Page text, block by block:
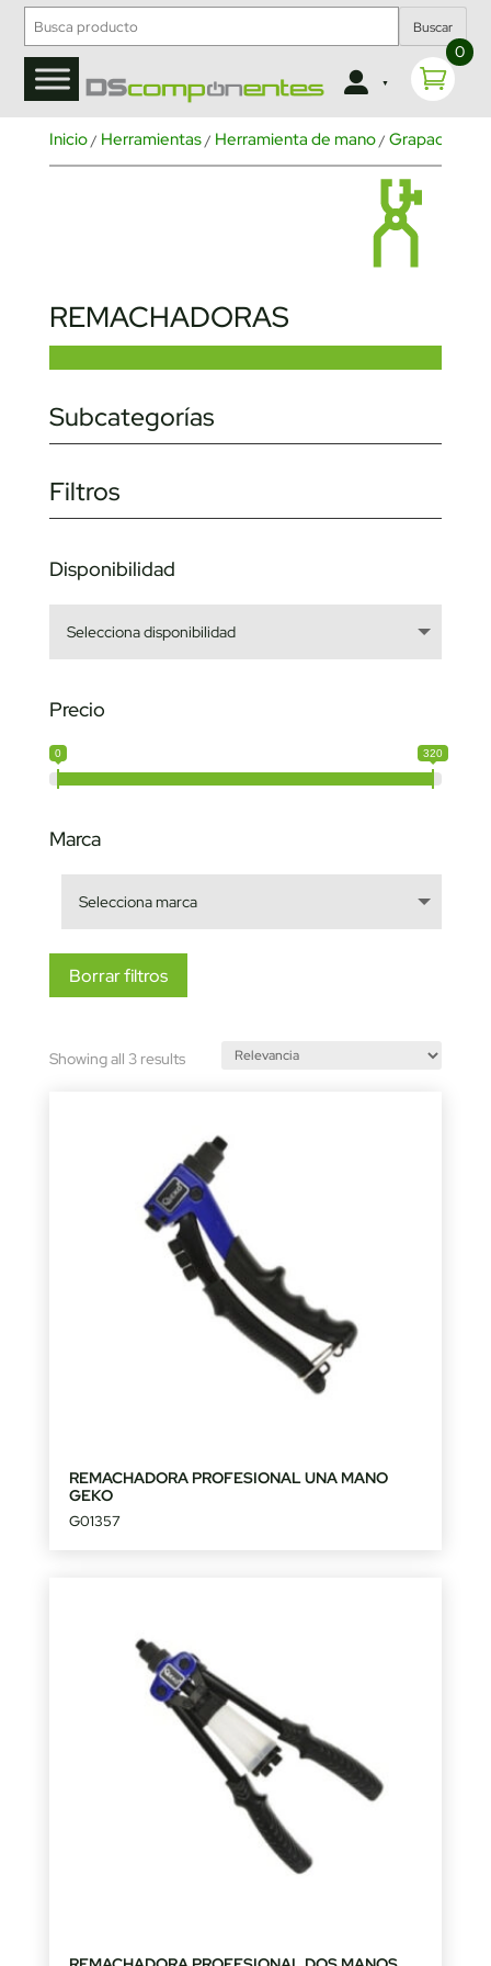
Buscar
0
Inicio/ Herramientas/ Herramienta de mano/ Grapadoras
REMACHADORAS
Subcategorías
Filtros
Disponibilidad
Precio
0 320
Marca
Borrar filtros
Showing all 3 resultsSorted
REMACHADORA PROFESIONAL UNA MANO
GEKO
G01357